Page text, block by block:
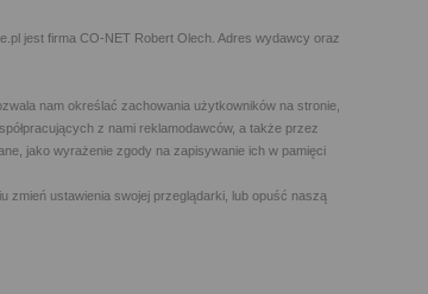
jest firma CO-NET Robert Olech. Adres wydawcy oraz
nam określać zachowania użytkowników na stronie,
z nami reklamodawców, a także przez
jako wyrażenie zgody na zapisywanie ich w pamięci
ustawienia swojej przeglądarki, lub opuść naszą